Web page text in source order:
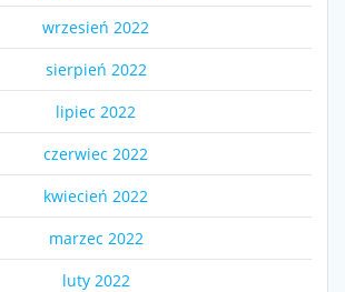
wrzesień 2022
sierpień 2022
lipiec 2022
czerwiec 2022
kwiecień 2022
marzec 2022
luty 2022